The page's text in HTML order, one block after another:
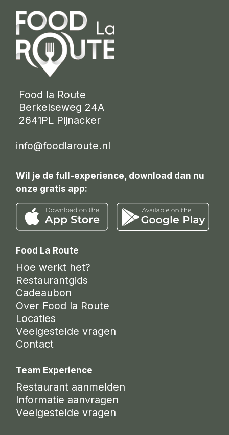
Food la Route
Berkelseweg 24A
2641PL Pijnacker
info@foodlaroute.nl
Wil je de full-experience, download dan nu
onze gratis app:
Food La Route
Hoe werkt het?
Restaurantgids
Cadeaubon
Over Food la Route
Locaties
Veelgestelde vragen
Contact
Team Experience
Restaurant aanmelden
Informatie aanvragen
Veelgestelde vragen